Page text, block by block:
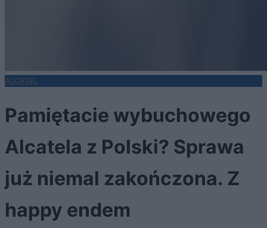
ALCATEL
Pamiętacie wybuchowego
Alcatela z Polski? Sprawa
już niemal zakończona. Z
happy endem